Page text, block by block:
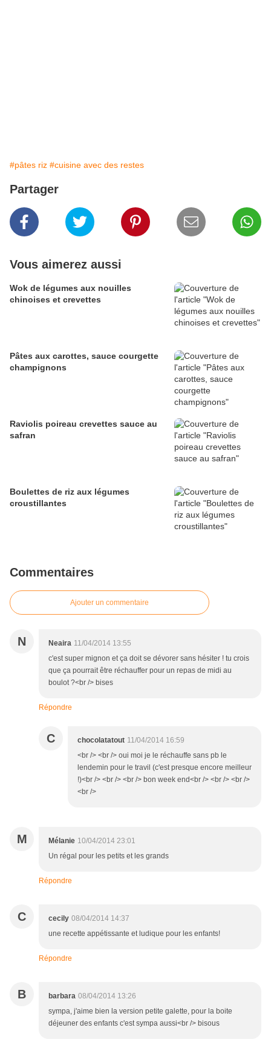
#pâtes riz #cuisine avec des restes
Partager
Vous aimerez aussi
Wok de légumes aux nouilles
chinoises et crevettes
Pâtes aux carottes, sauce courgette
champignons
Raviolis poireau crevettes sauce au
safran
Boulettes de riz aux légumes
croustillantes
Commentaires
Ajouter un commentaire
N Neaira 11/04/2014 13:55
c'est super mignon et ça doit se dévorer sans hésiter ! tu crois
que ça pourrait être réchauffer pour un repas de midi au
boulot ?<br /> bises
Répondre
C chocolatatout 11/04/2014 16:59
<br /> <br /> oui moi je le réchauffe sans pb le
lendemin pour le travil (c'est presque encore meilleur
!)<br /> <br /> <br /> bon week end<br /> <br /> <br />
<br />
M Mélanie 10/04/2014 23:01
Un régal pour les petits et les grands
Répondre
C cecily 08/04/2014 14:37
une recette appétissante et ludique pour les enfants!
Répondre
B barbara 08/04/2014 13:26
sympa, j'aime bien la version petite galette, pour la boite
déjeuner des enfants c'est sympa aussi<br /> bisous